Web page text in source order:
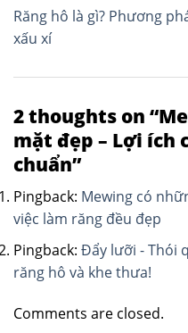
bài
viết
Răng hô là gì? Phương
xấu xí
2 thoughts on “
mặt đẹp – Lợi ích
chuẩn”
Pingback: Mewing có
việc làm răng đều đẹp
Pingback: Đẩy lưỡi - Thói
răng hô và khe thưa!
Comments are closed.